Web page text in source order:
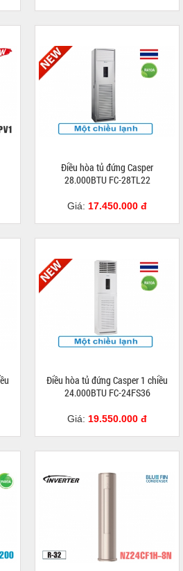
Điều hòa tủ đứng Casper
28.000BTU FC-28TL22
Giá: 17.450.000 đ
Điều hòa tủ đứng Casper 1 chiều
24.000BTU FC-24FS36
Giá: 19.550.000 đ